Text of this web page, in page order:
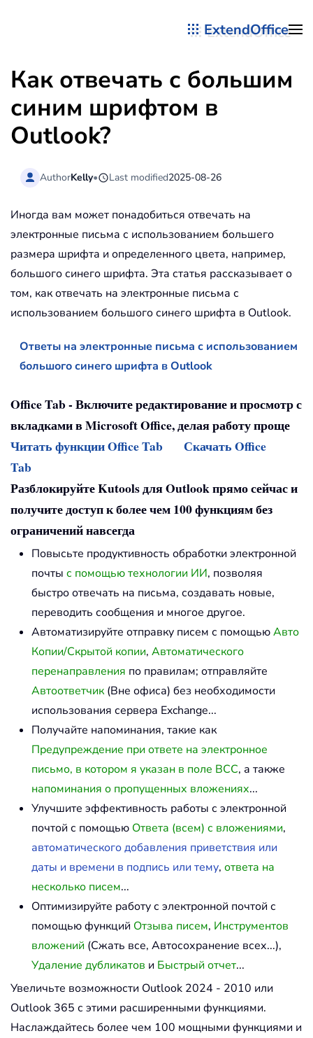
ExtendOffice
Как отвечать с большим
синим шрифтом в
Outlook?
AuthorKelly• Last modified2025-08-26
Иногда вам может понадобиться отвечать на
электронные письма с использованием большего
размера шрифта и определенного цвета, например,
большого синего шрифта. Эта статья рассказывает о
том, как отвечать на электронные письма с
использованием большого синего шрифта в Outlook.
Ответы на электронные письма с использованием
большого синего шрифта в Outlook
Office Tab - Включите редактирование и просмотр с
вкладками в Microsoft Office, делая работу проще
Читать функции Office Tab
Скачать Office
Tab
Разблокируйте Kutools для Outlook прямо сейчас и
получите доступ к более чем 100 функциям без
ограничений навсегда
Повысьте продуктивность обработки электронной
почты с помощью технологии ИИ, позволяя
быстро отвечать на письма, создавать новые,
переводить сообщения и многое другое.
Автоматизируйте отправку писем с помощьюАвто
Копии/Скрытой копии, Автоматического
перенаправления по правилам; отправляйте
Автоответчик(Вне офиса) без необходимости
использования сервера Exchange...
Получайте напоминания, такие как
Предупреждение при ответе на электронное
письмо, в котором я указан в поле BCC, а также
напоминания о пропущенных вложениях...
Улучшите эффективность работы с электронной
почтой с помощью Ответа (всем) с вложениями,
автоматического добавления приветствия или
даты и времени в подпись или тему, ответа на
несколько писем...
Оптимизируйте работу с электронной почтой с
помощью функций Отзыва писем, Инструментов
вложений (Сжать все, Автосохранение всех...),
Удаление дубликатов и Быстрый отчет...
Увеличьте возможности Outlook 2024 - 2010 или
Outlook 365 с этими расширенными функциями.
Наслаждайтесь более чем 100 мощными функциями и